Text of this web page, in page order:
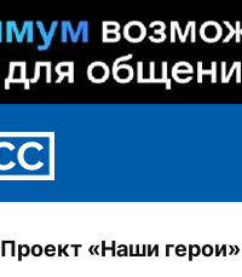
Проект «Наши герои»